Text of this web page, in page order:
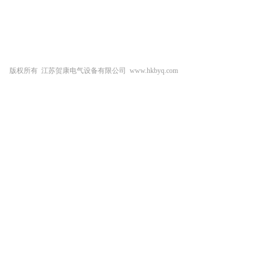
版权所有 江苏贺康电气设备有限公司 www.hkbyq.com